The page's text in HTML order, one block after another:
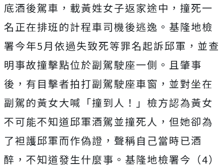
底酒後駕車，載黃姓女子返家途中，撞死一
名正在排班的計程車司機後逃逸。 基隆地檢
署今年5月依過失致死等罪名起訴邱軍，並查
明事故撞擊點位於副駕駛座一側。且肇事
後，有目擊者拍打副駕駛座車窗，並對坐在
副駕的黃女大喊「撞到人！」檢方認為黃女
不可能不知道邱軍酒駕並撞死人，但她卻為
了袒護邱軍而作偽證，聲稱自己當時已酒
醉，不知道發生什麼事。基隆地檢署今（4）